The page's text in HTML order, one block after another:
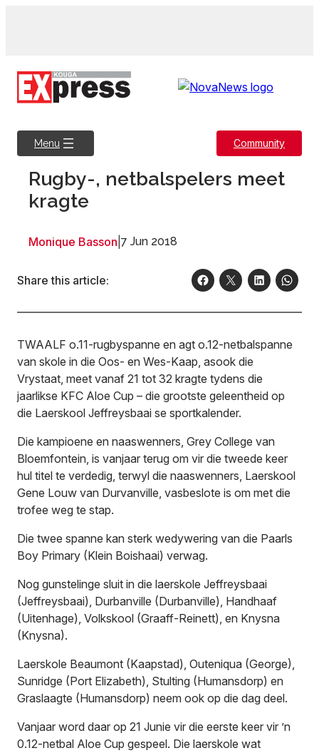
Menu Community
Rugby-, netbalspelers meet
kragte
Monique Basson 7 Jun 2018
Share this article:
TWAALF o.11-rugbyspanne en agt o.12-netbalspanne
van skole in die Oos- en Wes-Kaap, asook die
Vrystaat, meet vanaf 21 tot 32 kragte tydens die
jaarlikse KFC Aloe Cup – die grootste geleentheid op
die Laerskool Jeffreysbaai se sportkalender.
Die kampioene en naaswenners, Grey College van
Bloemfontein, is vanjaar terug om vir die tweede keer
hul titel te verdedig, terwyl die naaswenners, Laerskool
Gene Louw van Durvanville, vasbeslote is om met die
trofee weg te stap.
Die twee spanne kan sterk wedywering van die Paarls
Boy Primary (Klein Boishaai) verwag.
Nog gunstelinge sluit in die laerskole Jeffreysbaai
(Jeffreysbaai), Durbanville (Durbanville), Handhaaf
(Uitenhage), Volkskool (Graaff-Reinett), en Knysna
(Knysna).
Laerskole Beaumont (Kaapstad), Outeniqua (George),
Sunridge (Port Elizabeth), Stulting (Humansdorp) en
Graslaagte (Humansdorp) neem ook op die dag deel.
Vanjaar word daar op 21 Junie vir die eerste keer vir ’n
0.12-netbal Aloe Cup gespeel. Die laerskole wat